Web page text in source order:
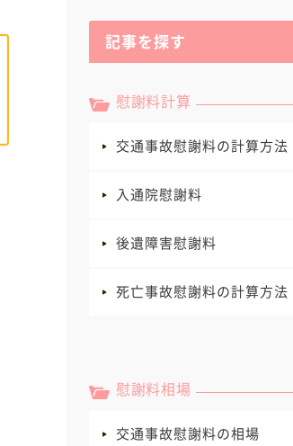
記事を探す
慰謝料計算
交通事故慰謝料の計算方法
入通院慰謝料
後遺障害慰謝料
死亡事故慰謝料の計算方法
慰謝料相場
交通事故慰謝料の相場